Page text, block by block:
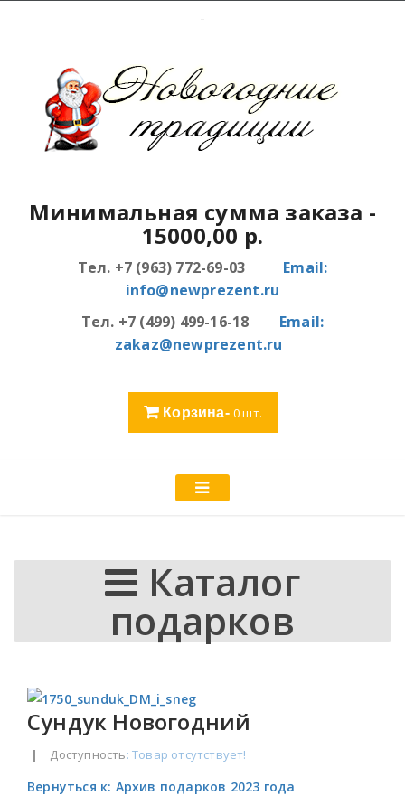
Минимальная сумма заказа -
15000,00 р.
Тел. +7 (963) 772-69-03 Email:
info@newprezent.ru
Тел. +7 (499) 499-16-18 Email:
zakaz@newprezent.ru
Корзина- 0шт.
Каталог
подарков
Сундук Новогодний
| Доступность: Товар отсутствует!
Вернуться к: Архив подарков 2023 года